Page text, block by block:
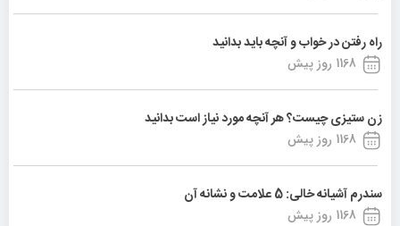
راه رفتن در خواب و آنچه باید بدانید
1168 روز پیش
زن ستیزی چیست؟ هر آنچه مورد نیاز است بدانید
1168 روز پیش
سندرم آشیانه خالی: 5 علامت و نشانه آن
1168 روز پیش